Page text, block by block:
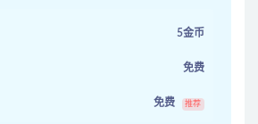
5金币
免费
免费 推荐